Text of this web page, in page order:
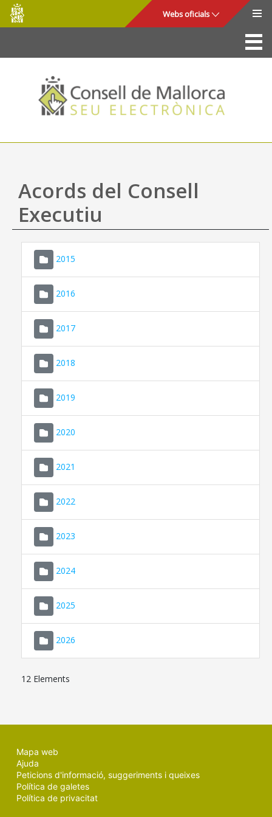
Salta al contingut principal
Consell
de
Mallorca
Webs oficials
La Seu
Consell de Mallorca
Accés i seguretat
Utilitats
Ajuda
Acords del Consell
Executiu
2015
2016
2017
2018
2019
2020
2021
2022
2023
2024
2025
2026
12 Elements
Mapa web
Ajuda
Peticions d'informació, suggeriments i queixes
Política de galetes
Política de privacitat